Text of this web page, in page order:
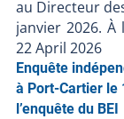
au Directeur
janvier 2026. À
pas porter
et en l’absence
BEI-250623-
2025, une
22 April 2026
Enquête
à Port-Cartier le
l’enquête du BEI